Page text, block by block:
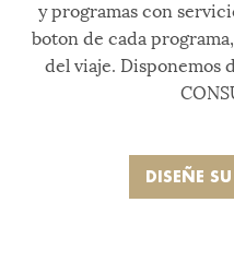
y programas con
boton de cada
del viaje. Disponemos
DISEÑE